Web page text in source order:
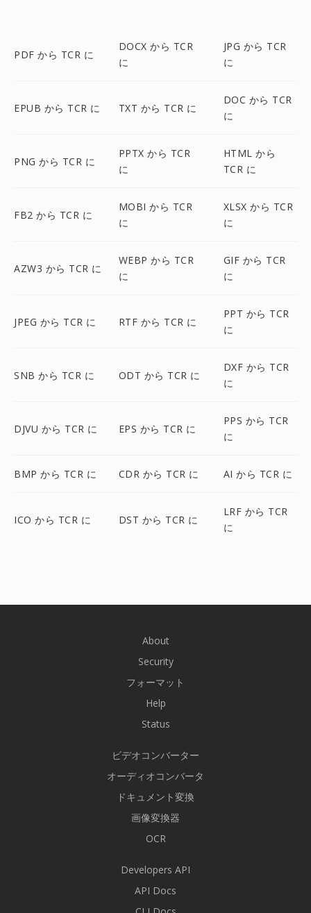
PDF から TCR に
DOCX から TCR
に
JPG から TCR
に
EPUB から TCR に TXT から TCR に
DOC から TCR
に
PNG から TCR に
PPTX から TCR
に
HTML から
TCR に
FB2 から TCR に
MOBI から TCR
に
XLSX から TCR
に
AZW3 から TCR に
WEBP から TCR
に
GIF から TCR
に
JPEG から TCR に RTF から TCR に
PPT から TCR
に
SNB から TCR に ODT から TCR に
DXF から TCR
に
DJVU から TCR に EPS から TCR に
PPS から TCR
に
BMP から TCR に CDR から TCR に AI から TCR に
ICO から TCR に DST から TCR に
LRF から TCR
に
About
Security
フォーマット
Help
Status
ビデオコンバーター
オーディオコンバータ
ドキュメント変換
画像変換器
OCR
Developers API
API Docs